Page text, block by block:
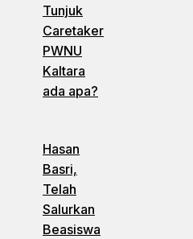
Tunjuk
Caretaker
PWNU
Kaltara
ada apa?
Hasan
Basri,
Telah
Salurkan
Beasiswa